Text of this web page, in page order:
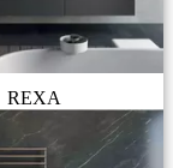
REXA